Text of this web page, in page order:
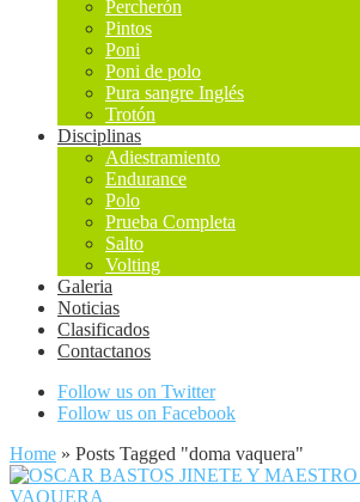
Percherón
Pintos
Poni
Poni de polo
Pura sangre Inglés
Trotón
Disciplinas
Adiestramiento
Endurance
Polo
Prueba Completa
Salto
Volting
Galeria
Noticias
Clasificados
Contactanos
Follow us on Twitter
Follow us on Facebook
Home » Posts Tagged "doma vaquera"